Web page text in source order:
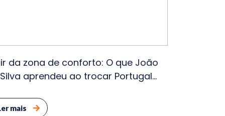
da zona de conforto: O que João
aprendeu ao trocar Portugal
mais